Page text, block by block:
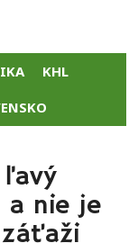
KHL
ľavý
a nie je